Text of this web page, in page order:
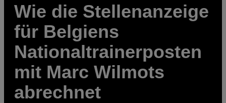
Wie die Stellenanzeige
für Belgiens
Nationaltrainerposten
mit Marc Wilmots
abrechnet